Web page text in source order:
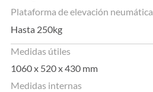
Plataforma de elevación neumática
Hasta 250kg
Medidas útiles
1060 x 520 x 430 mm
Medidas internas